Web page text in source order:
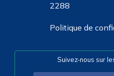
2288
Politique de
Suivez-nous sur